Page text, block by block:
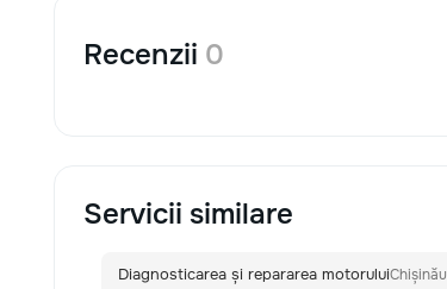
Recenzii 0
Servicii similare
Diagnosticarea și repararea motoruluiChișinău